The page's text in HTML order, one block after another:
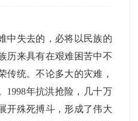
中失去的，必将以民族的
历来具有在艰难困苦中不
传统。不论多大的灾难，
1998年抗洪抢险，几十万
开殊死搏斗，形成了伟大